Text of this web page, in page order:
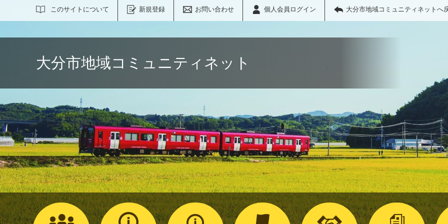
このサイトについて 新規登録 お問い合わせ 個人会員ログイン 大分市地域コミュニティネットへ
サイト内検索
大分市地域コミュニティネット